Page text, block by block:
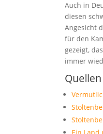
Auch in
diesen
Angesicht
für den
gezeigt,
immer
Quellen